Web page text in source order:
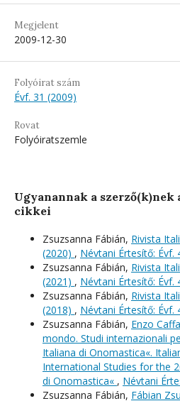
Megjelent
2009-12-30
Folyóirat szám
Évf. 31 (2009)
Rovat
Folyóiratszemle
Ugyanannak a
cikkei
Zsuzsanna Fábián, Rivista
(2020) , Névtani Értesítő: Évf.
Zsuzsanna Fábián, Rivista
(2021) , Névtani Értesítő: Évf.
Zsuzsanna Fábián, Rivista
(2018) , Névtani Értesítő: Évf.
Zsuzsanna Fábián, Enzo
mondo. Studi internazionali
Italiana di Onomastica«.
International Studies for the
di Onomastica« , Névtani
Zsuzsanna Fábián, Fábian